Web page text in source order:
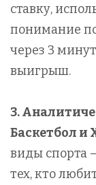
ставку,
понимание
через 3
выигрыш.
3.
Баскетбол и
виды спорта
тех, кто